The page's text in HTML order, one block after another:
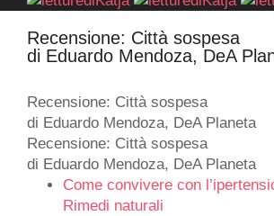
Recensione: Città sospesa
di Eduardo Mendoza, DeA
Recensione: Città sospesa
di Eduardo Mendoza, DeA Planeta
Recensione: Città sospesa
di Eduardo Mendoza, DeA Planeta
Come convivere con
Rimedi naturali